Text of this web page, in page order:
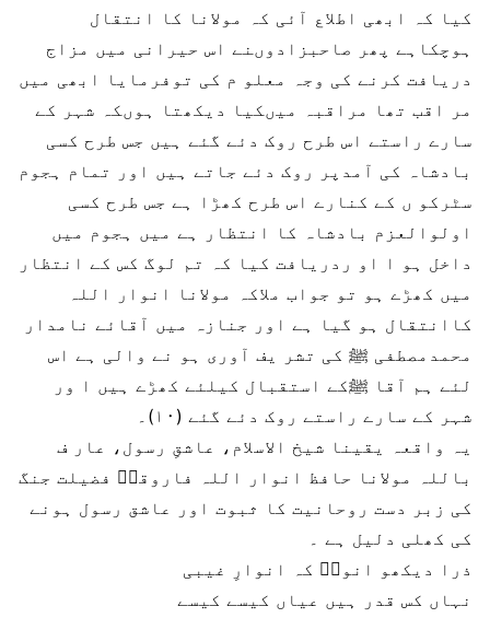
کیا کہ ابھی اطلاع آئی کہ مولانا کا انتقال
ہوچکاہے پھر صاحبزادوںنے اس حیرانی میں مزاج
دریافت کرنے کی وجہ معلو م کی توفرمایا ابھی میں
مر اقب تھا مراقبہ میںکیا دیکھتا ہوںکہ شہر کے
سارے راستے اس طرح روک دئے گئے ہیں جس طرح کسی
بادشاہ کی آمدپر روک دئے جاتے ہیں اور تمام ہجوم
سٹرکو ں کے کنارے اس طرح کھڑا ہے جس طرح کسی
اولوالعزم بادشاہ کا انتظار ہے میں ہجوم میں
داخل ہو ا او ردریافت کیا کہ تم لوگ کس کے انتظار
میں کھڑے ہو تو جواب ملاکہ مولانا انوار اللہ
کاانتقال ہو گیا ہے اور جنازہ میں آقائے نامدار
محمدمصطفی ﷺ کی تشر یف آوری ہو نے والی ہے اس
لئے ہم آقا ﷺکے استقبال کیلئے کھڑے ہیں ا ور
شہر کے سارے راستے روک دئے گئے (۱۰)۔
یہ واقعہ یقینا شیخ الاسلام، عاشقِ رسول، عار ف
باللہ مولانا حافظ انوار اللہ فاروقیؒ فضیلت جنگ
کی زبر دست روحانیت کا ثبوت اور عاشق رسول ہونے
کی کھلی دلیل ہے ۔
ذرا دیکھو انورؔ کہ انوارِ غیبی
نہاں کس قدر ہیں عیاں کیسے کیسے